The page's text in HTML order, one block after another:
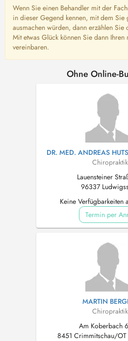
Wenn Sie einen Behandler mit der
in dieser Gegend kennen, mit dem Sie
ausmachen würden, dann erzählen Sie
Mit etwas Glück können Sie dann Ihren
vereinbaren.
Ohne Online-
DR. MED. ANDREAS
Chiropraktik
Lauensteiner
96337
Keine Verfügbarkeiten
Termin per
MARTIN
Chiropraktik
Am Koberbach
8451 Crimmitschau/OT